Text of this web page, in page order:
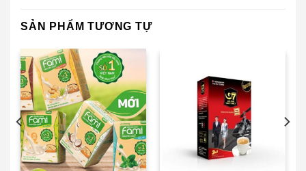
SẢN PHẨM TƯƠNG TỰ